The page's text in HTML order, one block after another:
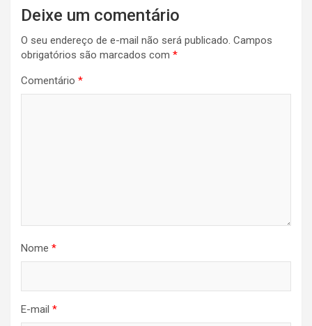
Deixe um comentário
O seu endereço de e-mail não será publicado. Campos
obrigatórios são marcados com *
Comentário *
Nome *
E-mail *